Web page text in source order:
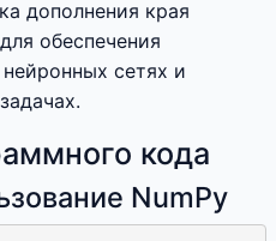
дополнения края
обеспечения
сетях и
кода
NumPy